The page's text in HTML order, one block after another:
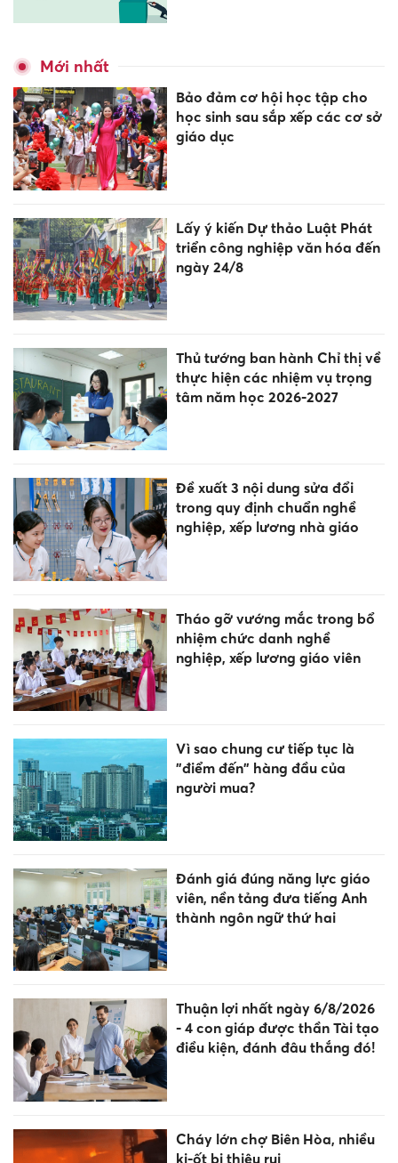
Mới nhất
Bảo đảm cơ hội học tập cho
học sinh sau sắp xếp các cơ sở
giáo dục
Lấy ý kiến Dự thảo Luật Phát
triển công nghiệp văn hóa đến
ngày 24/8
Thủ tướng ban hành Chỉ thị về
thực hiện các nhiệm vụ trọng
tâm năm học 2026-2027
Đề xuất 3 nội dung sửa đổi
trong quy định chuẩn nghề
nghiệp, xếp lương nhà giáo
Tháo gỡ vướng mắc trong bổ
nhiệm chức danh nghề
nghiệp, xếp lương giáo viên
Vì sao chung cư tiếp tục là
"điểm đến" hàng đầu của
người mua?
Đánh giá đúng năng lực giáo
viên, nền tảng đưa tiếng Anh
thành ngôn ngữ thứ hai
Thuận lợi nhất ngày 6/8/2026
- 4 con giáp được thần Tài tạo
điều kiện, đánh đâu thắng đó!
Cháy lớn chợ Biên Hòa, nhiều
ki-ốt bị thiêu rụi